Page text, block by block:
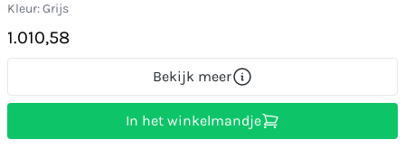
Kleur: Grijs
1.010,58
Bekijk meer
In het winkelmandje